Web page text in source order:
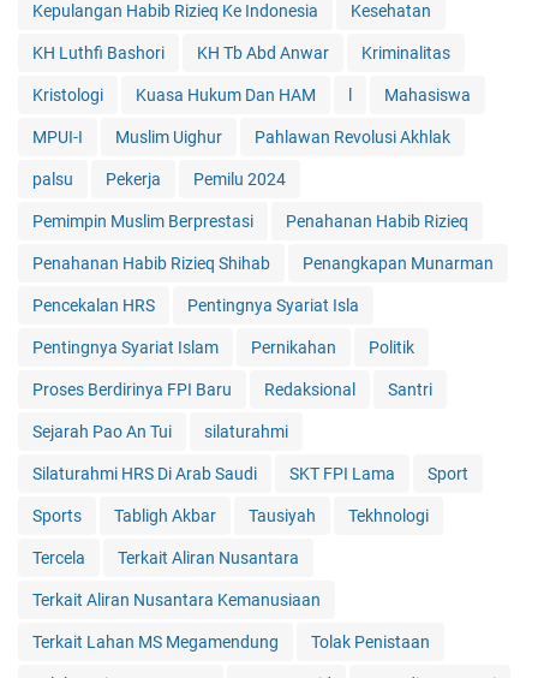
Kepulangan Habib Rizieq Ke Indonesia Kesehatan
KH Luthfi Bashori KH Tb Abd Anwar Kriminalitas
Kristologi Kuasa Hukum Dan HAM Mahasiswa
MPUI-I Muslim Uighur Pahlawan Revolusi Akhlak
palsu Pekerja Pemilu 2024
Pemimpin Muslim Berprestasi Penahanan Habib Rizieq
Penahanan Habib Rizieq Shihab Penangkapan Munarman
Pencekalan HRS Pentingnya Syariat Isla
Pentingnya Syariat Islam Pernikahan Politik
Proses Berdirinya FPI Baru Redaksional Santri
Sejarah Pao An Tui silaturahmi
Silaturahmi HRS Di Arab Saudi SKT FPI Lama Sport
Sports Tabligh Akbar Tausiyah Tekhnologi
Tercela Terkait Aliran Nusantara
Terkait Aliran Nusantara Kemanusiaan
Terkait Lahan MS Megamendung Tolak Penistaan